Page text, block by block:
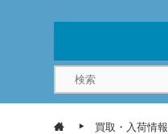
買取・入荷情報